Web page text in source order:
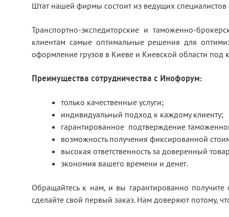
Штат нашей фирмы состоит из ведущих
Транспортно-экспедиторские и таможенно-
клиентам самые оптимальные решения для
оформление грузов в Киеве и Киевской области под
Преимущества сотрудничества с Инофорум:
только качественные услуги;
индивидуальный подход к каждому клиенту;
гарантированное подтверждение
возможность получения фиксированной
высокая ответственность за доверенный
экономия вашего времени и денег.
Обращайтесь к нам, и вы гарантированно
сделайте свой первый заказ. Нам доверяют потому,